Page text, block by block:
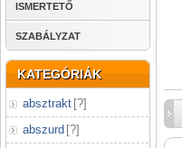
ISMERTETŐ
SZABÁLYZAT
KATEGÓRIÁK
absztrakt [?]
abszurd [?]